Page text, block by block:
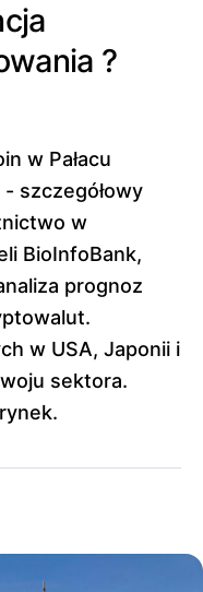
?
w Pałacu
szczegółowy
w
BioInfoBank,
prognoz
w USA, Japonii i
sektora.